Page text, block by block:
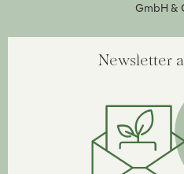
GmbH &
Newsletter